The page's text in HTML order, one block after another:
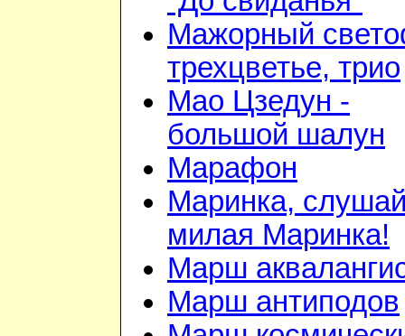
Мажорный
трехцветье, трио
Мао Цзедун -
большой шалун
Марафон
Маринка,
милая Маринка!
Марш
Марш антиподов